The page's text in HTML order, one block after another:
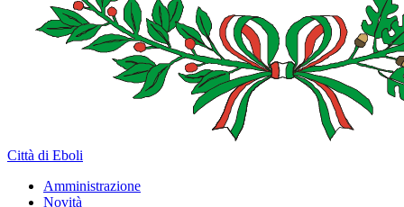
Città di Eboli
Amministrazione
Novità